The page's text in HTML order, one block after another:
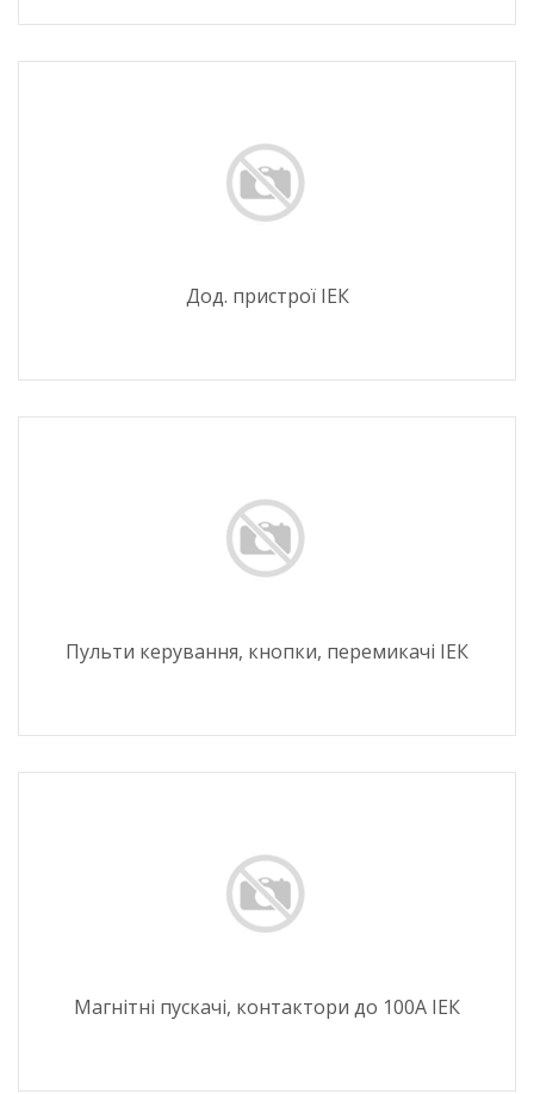
Дод. пристрої ІЕК
Пульти керування, кнопки, перемикачі ІЕК
Магнітні пускачі, контактори до 100А ІЕК